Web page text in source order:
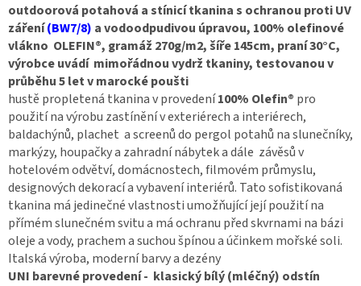
outdoorová potahová a stínicí tkanina s ochranou proti UV
záření(BW7/8) a vodoodpudivou úpravou, 100% olefinové
vlákno OLEFIN®, gramáž 270g/m2, šíře 145cm, praní 30°C,
výrobce uvádí mimořádnou vydrž tkaniny, testovanou v
průběhu 5 let v marocké poušti
hustě propletená tkanina v provedení100% Olefin® pro
použití na výrobu zastínění v exteriérech a interiérech,
baldachýnů, plachet a screenů do pergol potahů na slunečníky,
markýzy, houpačky a zahradní nábytek a dále závěsů v
hotelovém odvětví, domácnostech, filmovém průmyslu,
designových dekorací a vybavení interiérů. Tato sofistikovaná
tkanina má jedinečné vlastnosti umožňující její použití na
přímém slunečném svitu a má ochranu před skvrnami na bázi
oleje a vody, prachem a suchou špínou a účinkem mořské soli.
Italská výroba, moderní barvy a dezény
UNI barevné provedení - klasický bílý (mléčný) odstín